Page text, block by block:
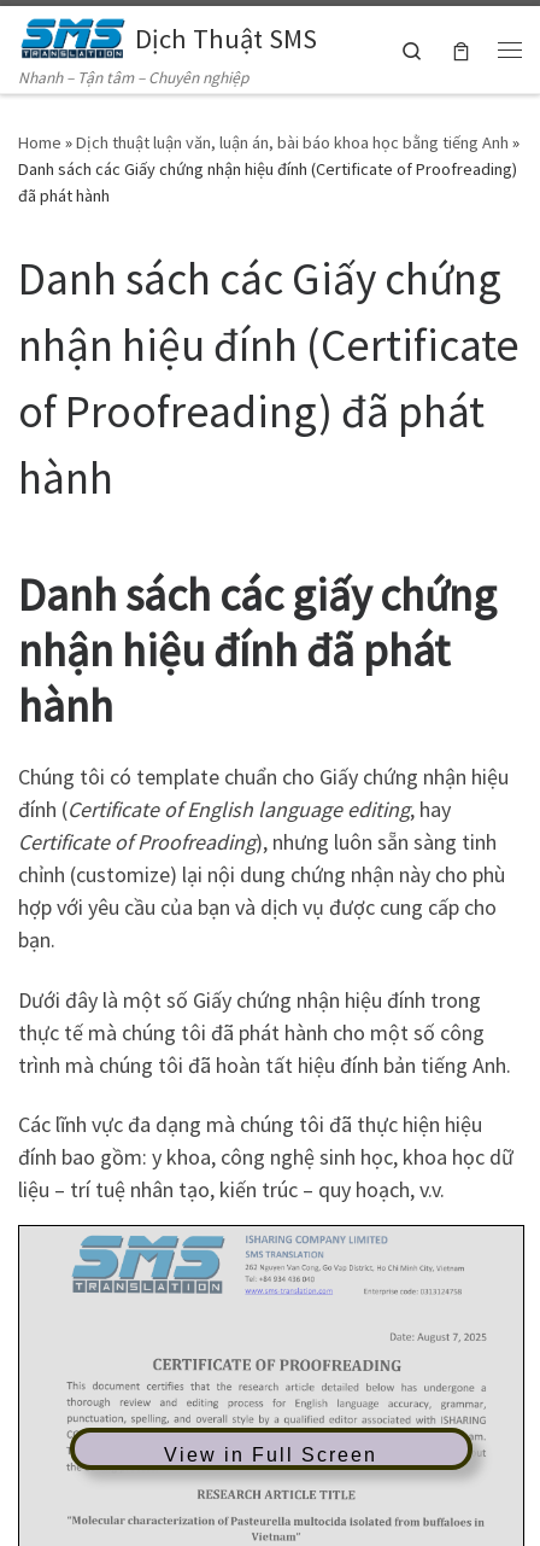
Skip to contentDịch Thuật SMS
Nhanh – Tận tâm – Chuyên nghiệp
Search
Home »Dịch thuật luận văn, luận án, bài báo khoa học bằng tiếng Anh »
Danh sách các Giấy chứng nhận hiệu đính (Certificate of Proofreading)
đã phát hành
Danh sách các Giấy chứng
nhận hiệu đính (Certificate
of Proofreading) đã phát
hành
Danh sách các giấy chứng
nhận hiệu đính đã phát
hành
Chúng tôi có template chuẩn cho Giấy chứng nhận hiệu
đính (Certificate of English language editing, hay
Certificate of Proofreading), nhưng luôn sẵn sàng tinh
chỉnh (customize) lại nội dung chứng nhận này cho phù
hợp với yêu cầu của bạn và dịch vụ được cung cấp cho
bạn.
Dưới đây là một số Giấy chứng nhận hiệu đính trong
thực tế mà chúng tôi đã phát hành cho một số công
trình mà chúng tôi đã hoàn tất hiệu đính bản tiếng Anh.
Các lĩnh vực đa dạng mà chúng tôi đã thực hiện hiệu
đính bao gồm: y khoa, công nghệ sinh học, khoa học dữ
liệu – trí tuệ nhân tạo, kiến trúc – quy hoạch, v.v.
View in Full Screen